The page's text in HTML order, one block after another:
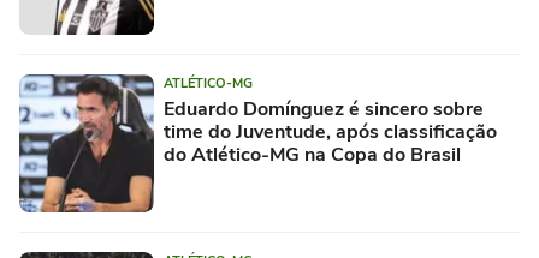
ATLÉTICO-MG
Eduardo Domínguez é sincero sobre
time do Juventude, após classificação
do Atlético-MG na Copa do Brasil